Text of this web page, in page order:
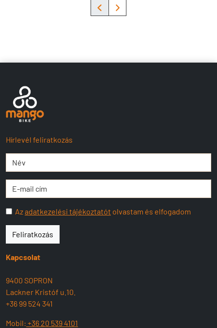
Hírlevél feliratkozás
Azadatkezelési tájékoztatót olvastam és elfogadom
Feliratkozás
Kapcsolat
9400 SOPRON
Lackner Kristóf u.10.
+36 99 524 341
Mobil: +36 20 539 4101